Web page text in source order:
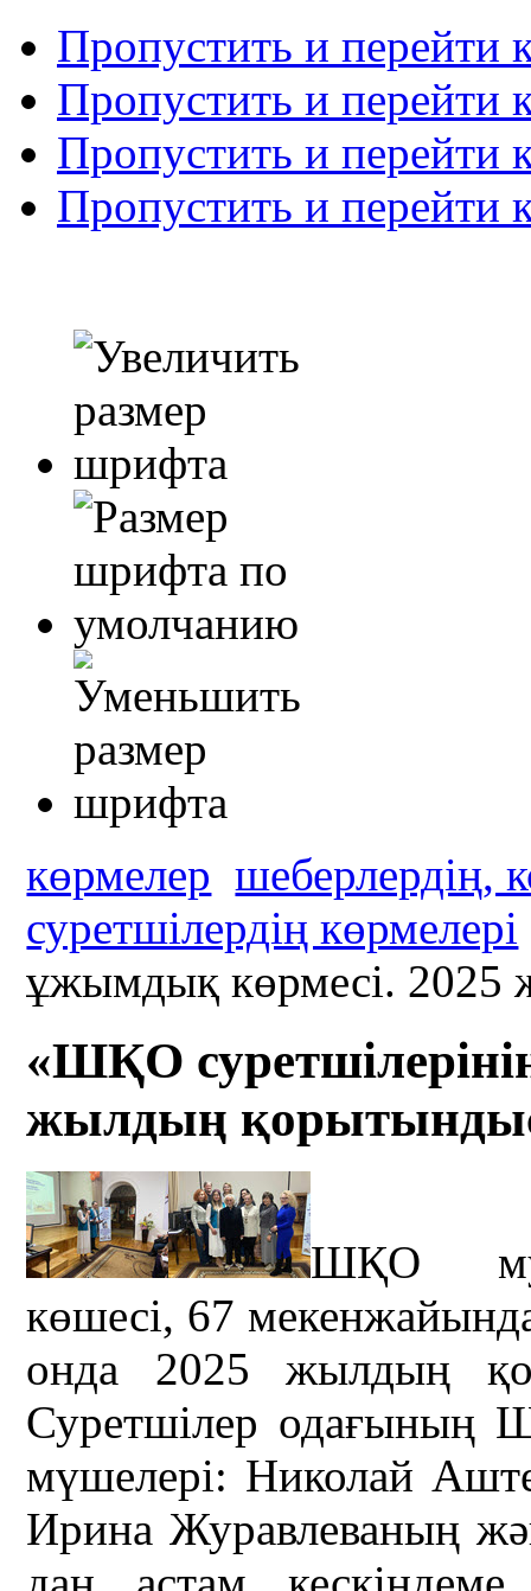
Пропустить и перейти
Пропустить и перейти
Пропустить и перейти
Пропустить и перейти
көрмелер шеберлердің,
суретшілердің көрмелері
ұжымдық көрмесі.
«ШҚО
жылдың
ШҚО
көшесі, 67
онда 2025 жылдың
Суретшілер одағының
мүшелері: Николай
Ирина Журавлеваның